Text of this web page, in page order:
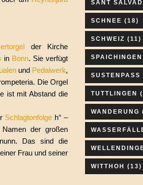
der Kirche
in Bonn. Sie verfügt
und Pedalwerk,
Die Orgel
ist mit Abstand die
Schlagtonfolge h° –
der großen
Das sind die
Frau und seiner
SANT
SCHNEE (18)
SCHWEIZ (11)
SPAICHINGEN
SUSTENPASS
TUTTLINGEN
WANDERUNG
WITTHOH (13)